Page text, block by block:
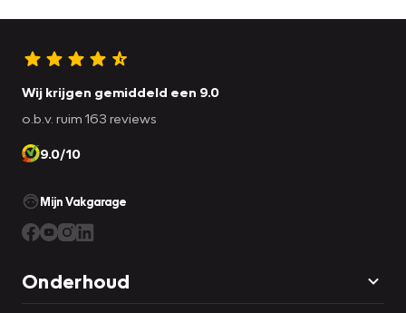
Wij krijgen gemiddeld een 9.0
o.b.v. ruim 163 reviews
9.0/10
Mijn Vakgarage
Onderhoud